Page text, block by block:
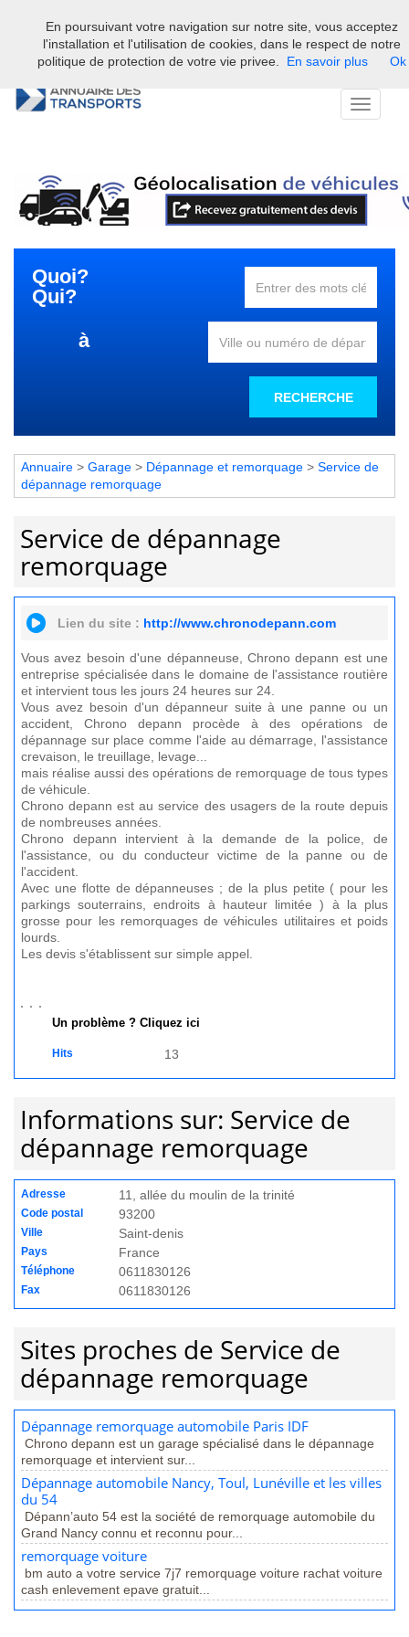
Bienvenue sur l'annuaire professionnel du transport et de la la
logistique en France.
Toggle
Quoi?
Qui?
à
RECHERCHE
Annuaire > Garage > Dépannage et remorquage > Service de
dépannage remorquage
Service de dépannage
remorquage
Lien du site : http://www.chronodepann.com
Vous avez besoin d'une dépanneuse, Chrono depann est une
entreprise spécialisée dans le domaine de l'assistance routière
et intervient tous les jours 24 heures sur 24.
Vous avez besoin d'un dépanneur suite à une panne ou un
accident, Chrono depann procède à des opérations de
dépannage sur place comme l'aide au démarrage, l'assistance
crevaison, le treuillage, levage...
mais réalise aussi des opérations de remorquage de tous types
de véhicule.
Chrono depann est au service des usagers de la route depuis
de nombreuses années.
Chrono depann intervient à la demande de la police, de
l'assistance, ou du conducteur victime de la panne ou de
l'accident.
Avec une flotte de dépanneuses ; de la plus petite ( pour les
parkings souterrains, endroits à hauteur limitée ) à la plus
grosse pour les remorquages de véhicules utilitaires et poids
lourds.
Les devis s'établissent sur simple appel.
Un problème ? Cliquez ici
Hits 13
Informations sur: Service de
dépannage remorquage
Adresse 11, allée du moulin de la trinité
Code postal 93200
Ville Saint-denis
Pays France
Téléphone 0611830126
Fax 0611830126
Sites proches de Service de
dépannage remorquage
Dépannage remorquage automobile Paris IDF
Chrono depann est un garage spécialisé dans le dépannage
remorquage et intervient sur...
Dépannage automobile Nancy, Toul, Lunéville et les villes
du 54
Dépann’auto 54 est la société de remorquage automobile du
Grand Nancy connu et reconnu pour...
remorquage voiture
bm auto a votre service 7j7 remorquage voiture rachat voiture
cash enlevement epave gratuit...
En poursuivant votre navigation sur notre site, vous acceptez
l'installation et l'utilisation de cookies, dans le respect de notre
politique de protection de votre vie privee.
En savoir plus Ok